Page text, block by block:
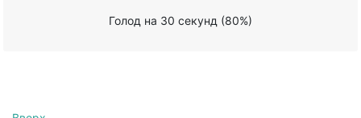
Голод на 30 секунд (80%)